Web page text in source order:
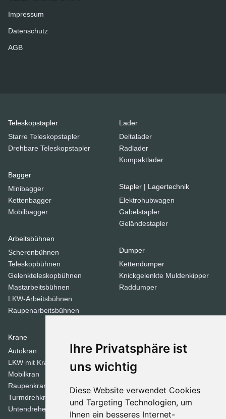
Ihre Privatsphäre ist
uns wichtig
Diese Website verwendet Cookies
und Targeting Technologien, um
Ihnen ein besseres Internet-
Teleskopstapler
Starre Teleskopstapler
Drehbare Teleskopstapler
Bagger
Minibagger
Kettenbagger
Mobilbagger
Arbeitsbühnen
Scherenbühnen
Teleskopbühnen
Gelenkteleskopbühnen
Mastarbeitsbühnen
LKW-Arbeitsbühnen
Raupenarbeitsbühnen
Lader
Deltalader
Radlader
Kompaktlader
Stapler | Lagertechnik
Elektrohubwagen
Gabelstapler
Geländestapler
Dumper
Kettendumper
Knickgelenkte Muldenkipper
Raddumper
Krane
Autokran
LKW mit Kran
Mobilkran
Raupenkran
Turmdrehkrane
Untendreherkrane
Stampfer
Tandemwalzen
Walzen
Dozer
Planierraupen
Impressum
Datenschutz
AGB